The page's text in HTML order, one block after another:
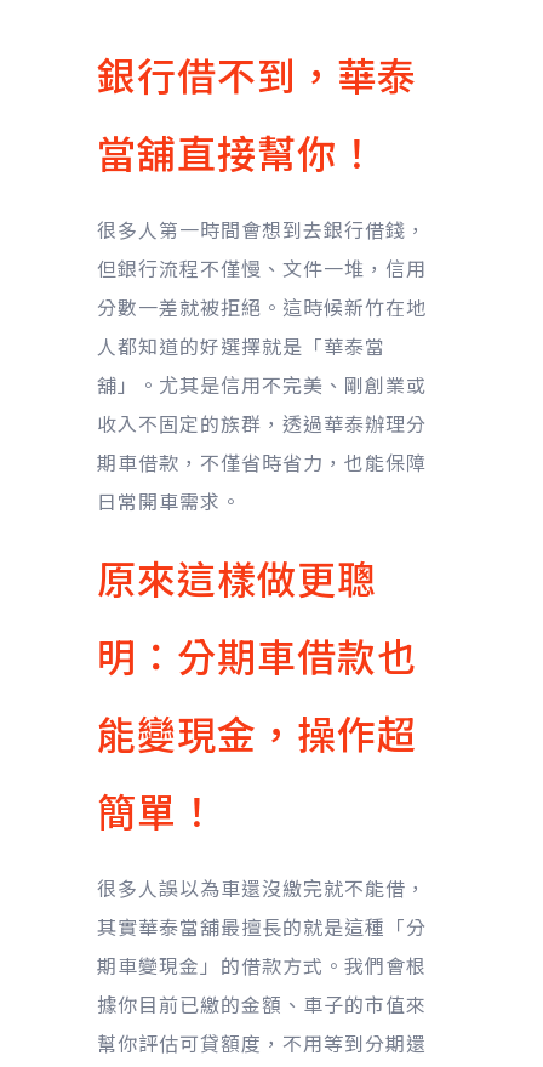
銀行借不到，華泰
當舖直接幫你！
很多人第一時間會想到去銀行借錢，
但銀行流程不僅慢、文件一堆，信用
分數一差就被拒絕。這時候新竹在地
人都知道的好選擇就是「華泰當
舖」。尤其是信用不完美、剛創業或
收入不固定的族群，透過華泰辦理分
期車借款，不僅省時省力，也能保障
日常開車需求。
原來這樣做更聰
明：分期車借款也
能變現金，操作超
簡單！
很多人誤以為車還沒繳完就不能借，
其實華泰當舖最擅長的就是這種「分
期車變現金」的借款方式。我們會根
據你目前已繳的金額、車子的市值來
幫你評估可貸額度，不用等到分期還